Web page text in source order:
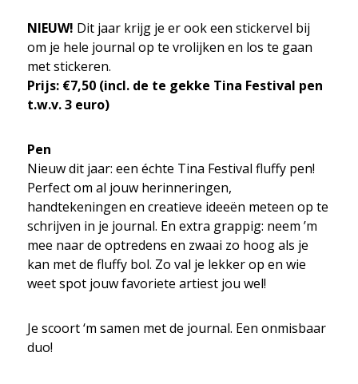
NIEUW! Dit jaar krijg je er ook een stickervel bij
om je hele journal op te vrolijken en los te gaan
met stickeren.
Prijs: €7,50 (incl. de te gekke Tina Festival pen
t.w.v. 3 euro)
Pen
Nieuw dit jaar: een échte Tina Festival fluffy pen!
Perfect om al jouw herinneringen,
handtekeningen en creatieve ideeën meteen op te
schrijven in je journal. En extra grappig: neem ’m
mee naar de optredens en zwaai zo hoog als je
kan met de fluffy bol. Zo val je lekker op en wie
weet spot jouw favoriete artiest jou wel!
Je scoort ‘m samen met de journal. Een onmisbaar
duo!